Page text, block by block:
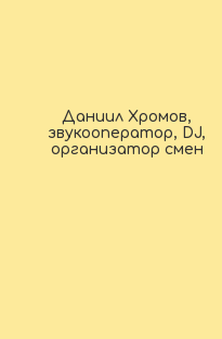
Даниил Хромов,
звукооператор, DJ,
организатор смен